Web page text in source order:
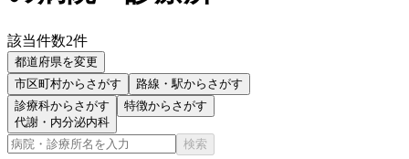
該当件数2件
都道府県を変更
市区町村からさがす 路線・駅からさがす
診療科からさがす
代謝・内分泌内科
特徴からさがす
検索